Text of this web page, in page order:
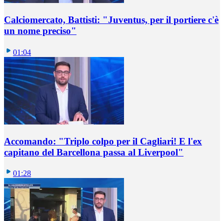
Calciomercato, Battisti: "Juventus, per il portiere c'è
un nome preciso"
01:04
Accomando: "Triplo colpo per il Cagliari! E l'ex
capitano del Barcellona passa al Liverpool"
01:28